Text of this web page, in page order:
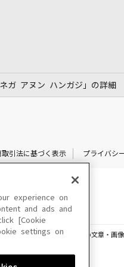
ネガ アヌン ハンガジ」の詳細
取引法に基づく表示 プライバシ
サイトに掲載されている一切の文章・画
experience on
and ads and
[Cookie
settings on